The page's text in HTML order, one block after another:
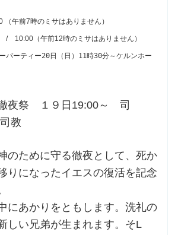
（午前7時のミサはありません）
/ 10:00（午前12時のミサはありません）
ーパーティー20日（日）11時30分～ケルンホー
夜祭 １９日19:00～ 司
教
のために守る徹夜として、死か
りになったイエスの復活を記念
にあかりをともします。洗礼の
しい兄弟が生まれます。そL